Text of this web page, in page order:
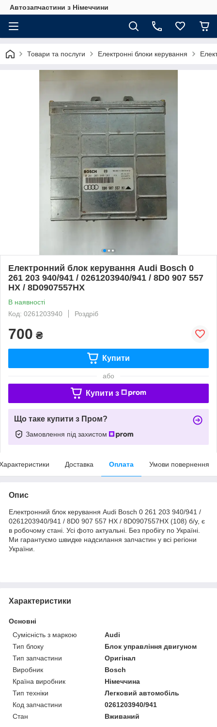
Автозапчастини з Німеччини
Товари та послуги Електронні блоки керування
Електронний блок керування Audi Bosch 0
261 203 940/941 / 0261203940/941 / 8D0 907 557
HX / 8D0907557HX
В наявності
Код: 0261203940
Роздріб
700 ₴
Купити
або
Купити з
Що таке купити з Пром?
Замовлення під захистом
Доставка Оплата Умови повернення
Опис
Електронний блок керування Audi Bosch 0 261 203 940/941 /
0261203940/941 / 8D0 907 557 HX / 8D0907557HX (108) б/у, є
в робочому стані. Усі фото актуальні. Без пробігу по Україні.
Ми гарантуємо швидке надсилання запчастин у всі регіони
України.
Характеристики
Основні
Сумісність з маркою
Audi
Тип блоку
Блок управління двигуном
Тип запчастини
Оригінал
Виробник
Bosch
Країна виробник
Німеччина
Тип техніки
Легковий автомобіль
Код запчастини
0261203940/941
Стан
Вживаний